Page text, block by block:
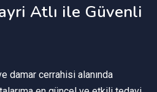
Atlı ile Güvenli
damar cerrahisi alanında